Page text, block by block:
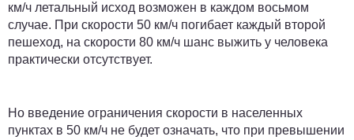
км/ч летальный исход возможен в каждом восьмом
случае. При скорости 50 км/ч погибает каждый второй
пешеход, на скорости 80 км/ч шанс выжить у человека
практически отсутствует.
Но введение ограничения скорости в населенных
пунктах в 50 км/ч не будет означать, что при превышении